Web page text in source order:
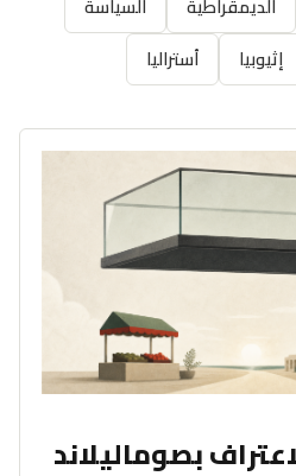
الديمقراطية
السياسة
إثيوبيا أستراليا
بصوماليلاند